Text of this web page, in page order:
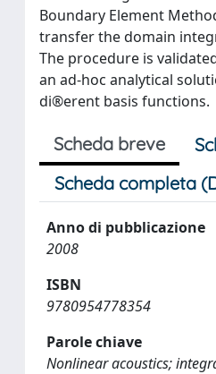
Boundary Element
transfer the domain
The procedure is
an ad-hoc analytical
di®erent basis functions.
Scheda breve
Scheda completa
Anno di pubblicazione
2008
ISBN
9780954778354
Parole chiave
Nonlinear acoustics;